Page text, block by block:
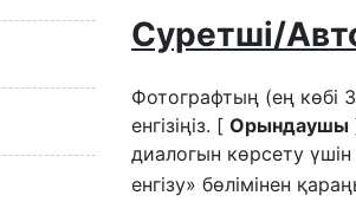
Суретші/
Фотографтың (ең көбі
енгізіңіз. [ Орындаушы
диалогын көрсету үшін
енгізу» бөлімінен